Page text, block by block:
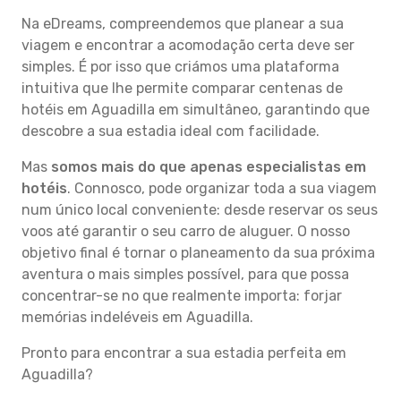
Na eDreams, compreendemos que planear a sua
viagem e encontrar a acomodação certa deve ser
simples. É por isso que criámos uma plataforma
intuitiva que lhe permite comparar centenas de
hotéis em Aguadilla em simultâneo, garantindo que
descobre a sua estadia ideal com facilidade.
Mas somos mais do que apenas especialistas em
hotéis. Connosco, pode organizar toda a sua viagem
num único local conveniente: desde reservar os seus
voos até garantir o seu carro de aluguer. O nosso
objetivo final é tornar o planeamento da sua próxima
aventura o mais simples possível, para que possa
concentrar-se no que realmente importa: forjar
memórias indeléveis em Aguadilla.
Pronto para encontrar a sua estadia perfeita em
Aguadilla?